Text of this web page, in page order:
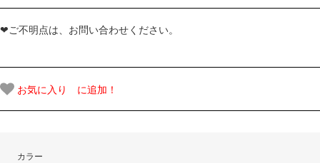
❤ご不明点は、お問い合わせください。
お気に入り に追加！
カラー